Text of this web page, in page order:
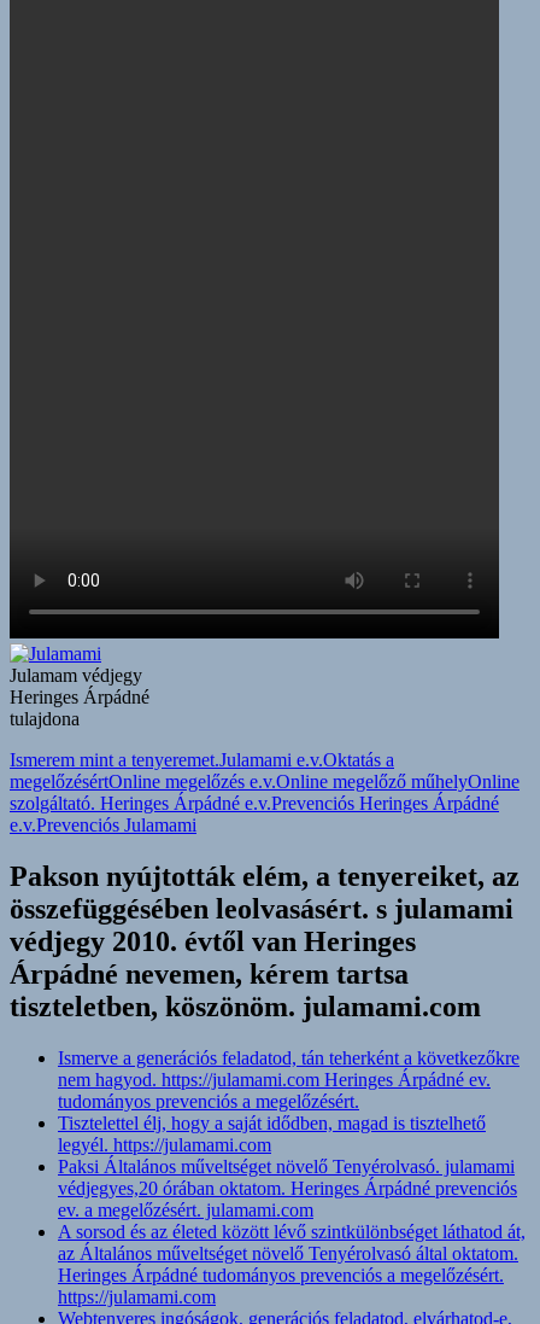
Julamam védjegy
Heringes Árpádné
tulajdona
Ismerem mint a tenyeremet.Julamami e.v.Oktatás a
megelőzésértOnline megelőzés e.v.Online megelőző műhelyOnline
szolgáltató. Heringes Árpádné e.v.Prevenciós Heringes Árpádné
e.v.Prevenciós Julamami
Pakson nyújtották elém, a tenyereiket, az
összefüggésében leolvasásért. s julamami
védjegy 2010. évtől van Heringes
Árpádné nevemen, kérem tartsa
tiszteletben, köszönöm. julamami.com
Ismerve a generációs feladatod, tán teherként a következőkre
nem hagyod. https://julamami.com Heringes Árpádné ev.
tudományos prevenciós a megelőzésért.
Tisztelettel élj, hogy a saját idődben, magad is tisztelhető
legyél. https://julamami.com
Paksi Általános műveltséget növelő Tenyérolvasó. julamami
védjegyes,20 órában oktatom. Heringes Árpádné prevenciós
ev. a megelőzésért. julamami.com
A sorsod és az életed között lévő szintkülönbséget láthatod át,
az Általános műveltséget növelő Tenyérolvasó által oktatom.
Heringes Árpádné tudományos prevenciós a megelőzésért.
https://julamami.com
Webtenyeres ingóságok, generációs feladatod, elvárhatod-e,